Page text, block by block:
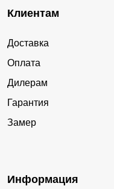
Клиентам
Доставка
Оплата
Дилерам
Гарантия
Замер
Информация